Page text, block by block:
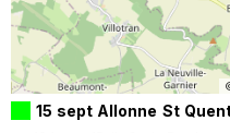
15 sept Allonne St